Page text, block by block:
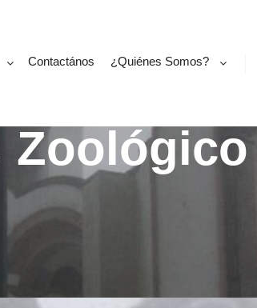
Contactános ¿Quiénes Somos?
Zoológico